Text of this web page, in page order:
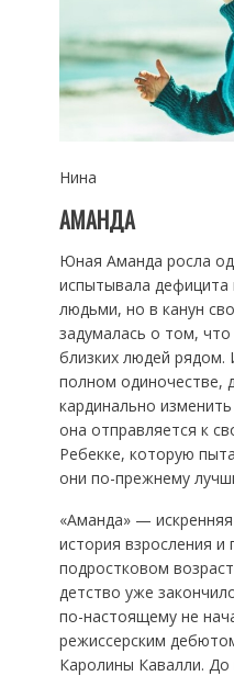
Нина
АМАНДА
Юная Аманда росла
испытывала
людьми, но в канун
задумалась о том,
близких людей рядом.
полном одиночестве,
кардинально
она отправляется к
Ребекке, которую
они по-прежнему
«Аманда» —
история взросления и
подростковом
детство уже
по-настоящему не
режиссерским
Каролины Кавалли. До